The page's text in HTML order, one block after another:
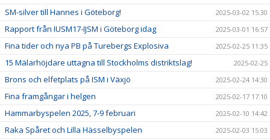
SM-silver till Hannes i Göteborg!
2025-03-02 15:30
Rapport från IUSM17-IJSM i Göteborg idag 2025-03-01 16:57
Fina tider och nya PB på Turebergs Explosiva 2025-02-25 11:35
15 Mälarhöjdare uttagna till Stockholms distriktslag! 2025-02-25
Brons och elfetplats på ISM i Växjö 2025-02-24 14:30
Fina framgångar i helgen 2025-02-17 17:10
Hammarbyspelen 2025, 7-9 februari 2025-02-10 14:42
Raka Spåret och Lilla Hässelbyspelen 2025-02-03 15:03